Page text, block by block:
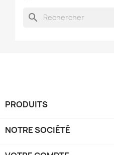
search
PRODUITS
NOTRE SOCIÉTÉ